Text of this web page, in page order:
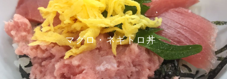
マグロ・ネギトロ丼